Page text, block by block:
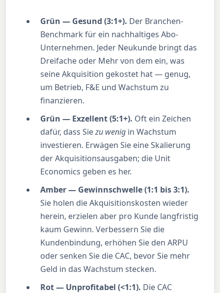
Grün — Gesund (3:1+). Der Branchen-
Benchmark für ein nachhaltiges Abo-
Unternehmen. Jeder Neukunde bringt das
Dreifache oder Mehr von dem ein, was
seine Akquisition gekostet hat — genug,
um Betrieb, F&E und Wachstum zu
finanzieren.
Grün — Exzellent (5:1+). Oft ein Zeichen
dafür, dass Siezu wenig in Wachstum
investieren. Erwägen Sie eine Skalierung
der Akquisitionsausgaben; die Unit
Economics geben es her.
Amber — Gewinnschwelle (1:1 bis 3:1).
Sie holen die Akquisitionskosten wieder
herein, erzielen aber pro Kunde langfristig
kaum Gewinn. Verbessern Sie die
Kundenbindung, erhöhen Sie den ARPU
oder senken Sie die CAC, bevor Sie mehr
Geld in das Wachstum stecken.
Rot — Unprofitabel (<1:1). Die CAC